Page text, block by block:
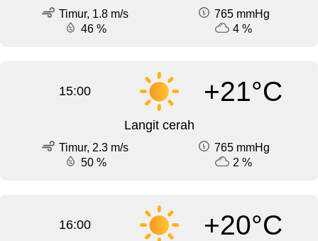
Timur, 1.8 m/s
765 mmHg
46 %
4 %
15:00 +21°C
Langit cerah
Timur, 2.3 m/s
765 mmHg
50 %
2 %
16:00 +20°C